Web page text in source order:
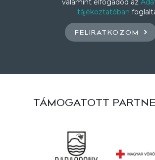
valamint elfogadod az
tájékoztatóban
FELIRATKOZOM
TÁMOGATOTT